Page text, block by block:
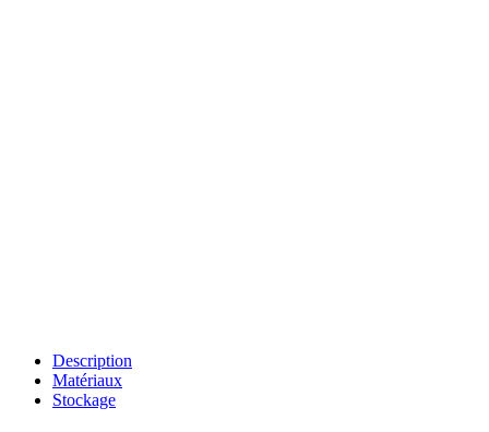
Description
Matériaux
Stockage